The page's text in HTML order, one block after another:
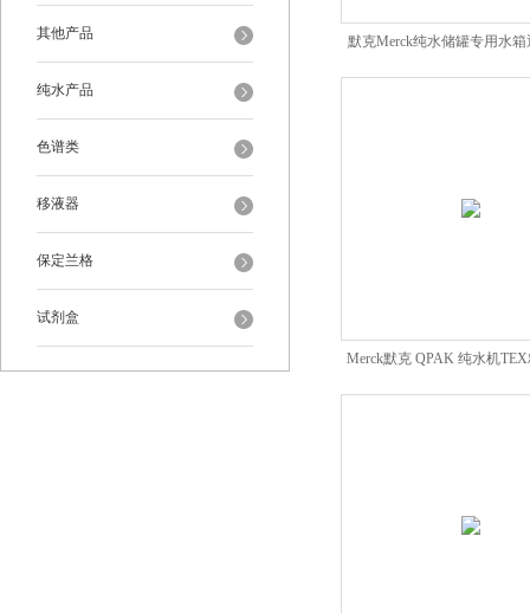
其他产品
纯水产品
色谱类
移液器
保定兰格
试剂盒
默克Merck纯水储罐专用水
Merck默克 QPAK 纯水机
柱